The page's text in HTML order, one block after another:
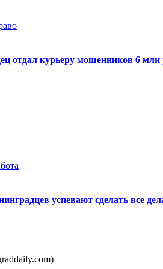
отдал курьеру мошенников 6 млн
успевают сделать все